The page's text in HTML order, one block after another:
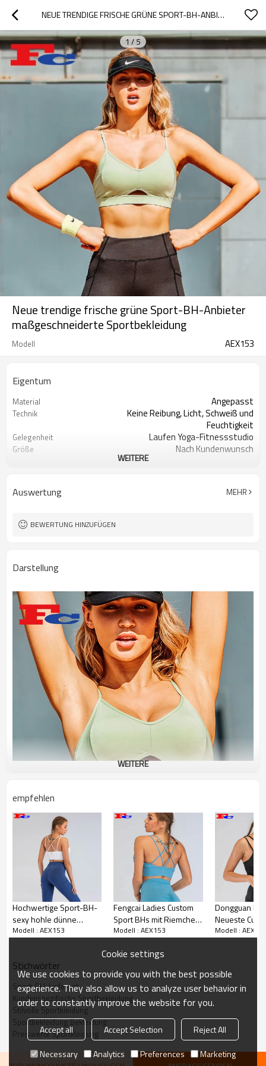
NEUE TRENDIGE FRISCHE GRÜNE SPORT-BH-ANBIETER MASSGESCHNEIDERTE SPORTBEKLEIDUNG
1 / 5
Neue trendige frische grüne Sport-BH-Anbieter
maßgeschneiderte Sportbekleidung
Modell AEX153
Eigentum
Material Angepasst
Technik
Keine Reibung, Licht, Schweiß und
Feuchtigkeit
Gelegenheit Laufen Yoga-Fitnessstudio
Größe Nach Kundenwunsch
Kundenspezifischer Logo-Druck
Label & Tag Begrüßt
WEITERE
Auswertung MEHR
BEWERTUNG HINZUFÜGEN
Darstellung
Neue trendige frische grüne Sport-BH-Anbieter
maßgeschneiderte Sportbekleidung
Frische grüne Sport-BHs können nicht besser
sein! V-förmiger Ausschnitt, dreieckiges Loch,
hohles Design, schöne Brüste, hohl und
atmungsaktiv, schwitzend und nicht stickig. Das
hohle, große, dünne V-Schultergurtdesign zeigt
die Schönheit der hinteren Schulterblätter.
Details blühen mit Charme und konzentrieren
sich auf Mode und Wirtschaftlichkeit.
Sport-BH-Lieferant: Dieser BH wurde
sorgfältig entworfen und kann Ihrem Inventar
hinzugefügt werden, um Frauen anzulocken, die
Fitness-Yoga-Übungen mögen.
WEITERE
empfehlen
Hochwertige Sport-BH-
sexy hohle dünne
Schultergurte
Modell : AEX153
Fengcai Ladies Custom
Sport BHs mit Riemchen
Sexy für Frauen Fitness
Modell : AEX153
Dongguan
Neueste
Sport BHs
Modell :
Stichwörter
Sport-BH-Lieferant
Kundenspezifische Sportbekleidung
Stilvolle Sportkleidung
Sportbekleidung Bekleidung
Preiswerte Sportkleidung
Cookie settings
We use cookies to provide you with the best possible
experience. They also allow us to analyze user behavior in
order to constantly improve the website for you.
Accept all Accept Selection
Reject All
Necessary
Analytics Preferences Marketing